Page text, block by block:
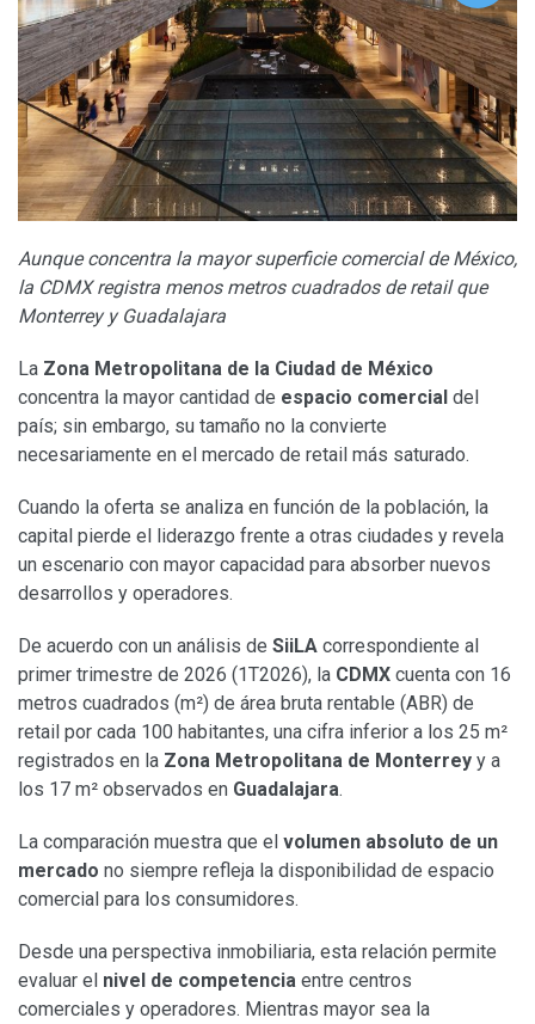
Aunque concentra la mayor superficie comercial de México,
la CDMX registra menos metros cuadrados de retail que
Monterrey y Guadalajara
La Zona Metropolitana de la Ciudad de México
concentra la mayor cantidad de espacio comercial del
país; sin embargo, su tamaño no la convierte
necesariamente en el mercado de retail más saturado.
Cuando la oferta se analiza en función de la población, la
capital pierde el liderazgo frente a otras ciudades y revela
un escenario con mayor capacidad para absorber nuevos
desarrollos y operadores.
De acuerdo con un análisis de SiiLA correspondiente al
primer trimestre de 2026 (1T2026), la CDMX cuenta con 16
metros cuadrados (m²) de área bruta rentable (ABR) de
retail por cada 100 habitantes, una cifra inferior a los 25 m²
registrados en la Zona Metropolitana de Monterrey y a
los 17 m² observados en Guadalajara.
La comparación muestra que el volumen absoluto de un
mercado no siempre refleja la disponibilidad de espacio
comercial para los consumidores.
Desde una perspectiva inmobiliaria, esta relación permite
evaluar el nivel de competencia entre centros
comerciales y operadores. Mientras mayor sea la